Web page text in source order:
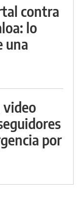
contra
lo
una
video
por